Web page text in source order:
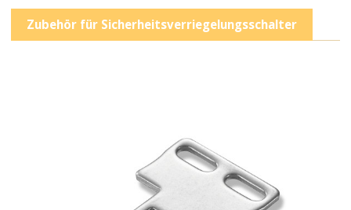
Zubehör für Sicherheitsverriegelungsschalter